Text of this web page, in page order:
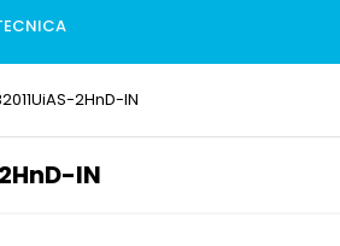
2HnD-IN
IN